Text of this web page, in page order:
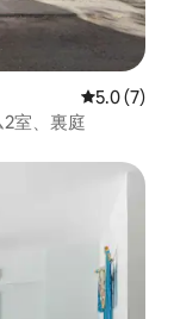
レビュー7
5.0 (7)
室、裏庭